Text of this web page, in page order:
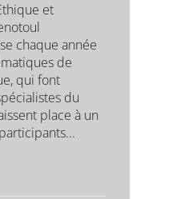
et
chaque année
de
qui font
du
place à un